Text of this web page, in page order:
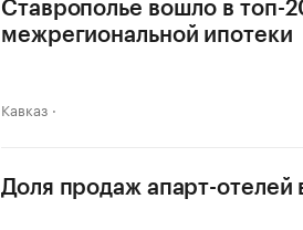
Ставрополье вошло в топ-
межрегиональной ипотеки
Кавказ
Доля продаж апарт-отелей